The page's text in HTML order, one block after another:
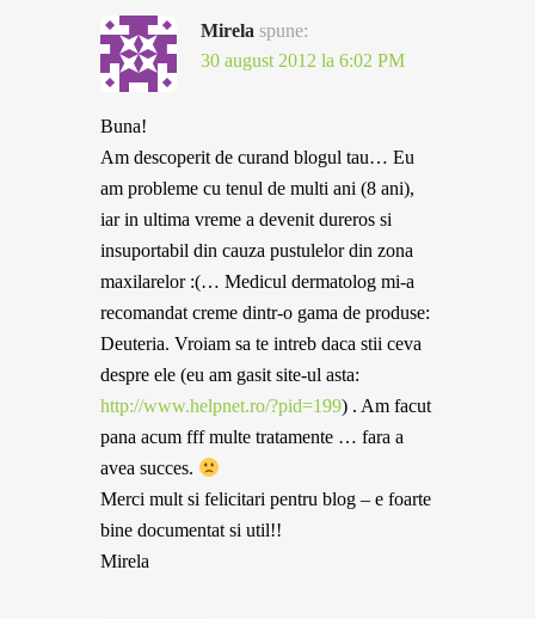
Mirela spune:
30 august 2012 la 6:02 PM
Buna!
Am descoperit de curand blogul tau… Eu
am probleme cu tenul de multi ani (8 ani),
iar in ultima vreme a devenit dureros si
insuportabil din cauza pustulelor din zona
maxilarelor :(… Medicul dermatolog mi-a
recomandat creme dintr-o gama de produse:
Deuteria. Vroiam sa te intreb daca stii ceva
despre ele (eu am gasit site-ul asta:
http://www.helpnet.ro/?pid=199) . Am facut
pana acum fff multe tratamente … fara a
avea succes.
Merci mult si felicitari pentru blog – e foarte
bine documentat si util!!
Mirela